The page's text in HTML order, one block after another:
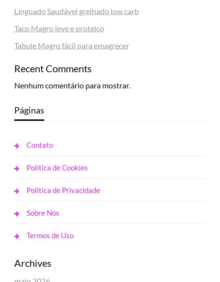
Linguado Saudável grelhado low carb
Taco Magro leve e proteico
Tabule Magro fácil para emagrecer
Recent Comments
Nenhum comentário para mostrar.
Páginas
Contato
Política de Cookies
Política de Privacidade
Sobre Nós
Termos de Uso
Archives